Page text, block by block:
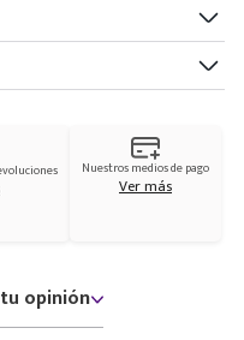
Nuestros medios de pago
Ver más
opinión